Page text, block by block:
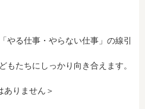
やる仕事・やらない仕事」の線引
もたちにしっかり向き合えます。
ありません＞